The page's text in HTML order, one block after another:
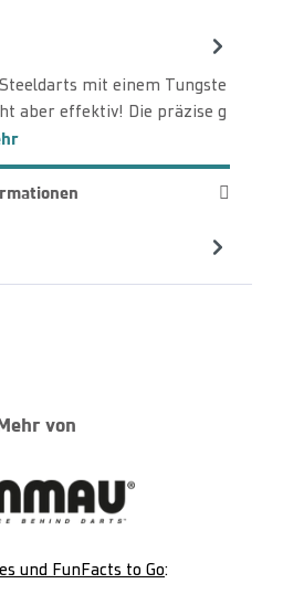
mit einem Tungste
aber effektiv! Die präzise g
von
und FunFacts to Go: